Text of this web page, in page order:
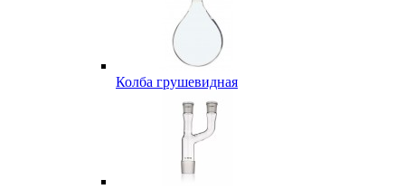
Колба грушевидная